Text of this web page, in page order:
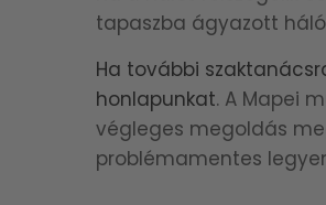
tapaszba ágyazott
Ha további
honlapunkat. A Mapei
végleges megoldás
problémamentes